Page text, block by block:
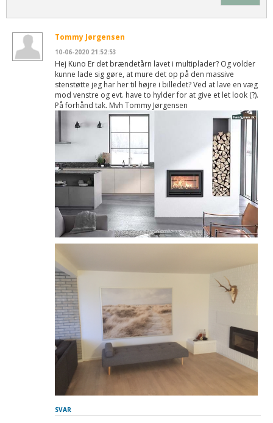
Tommy Jørgensen
10-06-2020 21:52:53
Hej Kuno Er det brændetårn lavet i multiplader? Og volder
kunne lade sig gøre, at mure det op på den massive
stenstøtte jeg har her til højre i billedet? Ved at lave en væg
mod venstre og evt. have to hylder for at give et let look (?).
På forhånd tak. Mvh Tommy Jørgensen
SVAR